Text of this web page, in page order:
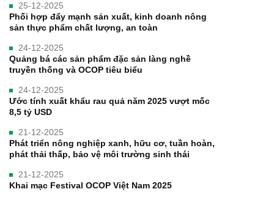
25-12-2025
Phối hợp đẩy mạnh sản xuất, kinh doanh nông
sản thực phẩm chất lượng, an toàn
24-12-2025
Quảng bá các sản phẩm đặc sản làng nghề
truyền thống và OCOP tiêu biểu
24-12-2025
Ước tính xuất khẩu rau quả năm 2025 vượt mốc
8,5 tỷ USD
21-12-2025
Phát triển nông nghiệp xanh, hữu cơ, tuần hoàn,
phát thải thấp, bảo vệ môi trường sinh thái
21-12-2025
Khai mạc Festival OCOP Việt Nam 2025